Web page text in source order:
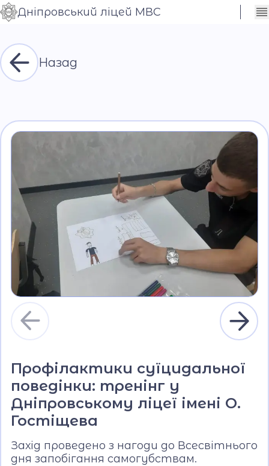
Контраст
Шрифт
Дніпровський ліцей МВС
Назад
Профілактики суїцидальної
поведінки: тренінг у
Дніпровському ліцеї імені О.
Гостіщева
Захід проведено з нагоди до Всесвітнього
дня запобігання самогубствам.